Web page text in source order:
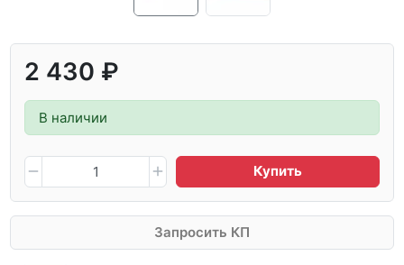
2 430 ₽
В наличии
Купить
Запросить КП